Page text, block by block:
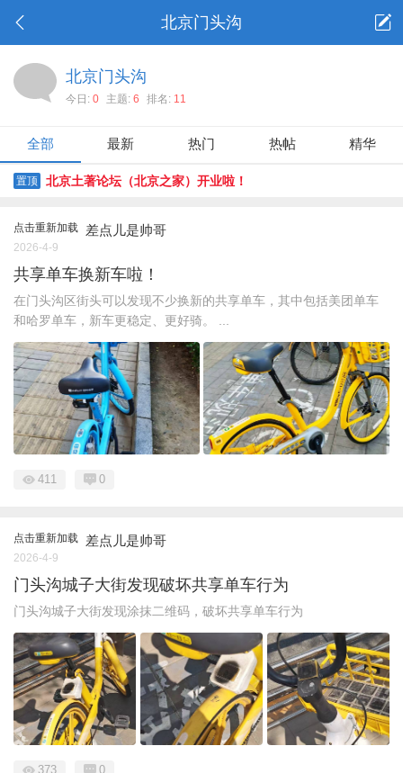
北京门头沟
北京门头沟
今日: 0 主题: 6 排名: 11
全部 最新 热门 热帖 精华
置顶 北京土著论坛（北京之家）开业啦！
点击重新加载 差点儿是帅哥
2026-4-9
共享单车换新车啦！
在门头沟区街头可以发现不少换新的共享单车，其中包括美团单车
和哈罗单车，新车更稳定、更好骑。 ...
411 0
点击重新加载 差点儿是帅哥
2026-4-9
门头沟城子大街发现破坏共享单车行为
门头沟城子大街发现涂抹二维码，破坏共享单车行为
373 0